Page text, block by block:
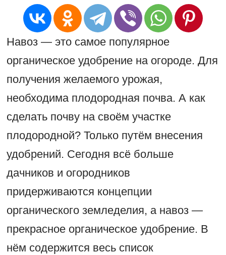
Навоз — это самое популярное
органическое удобрение на огороде. Для
получения желаемого урожая,
необходима плодородная почва. А как
сделать почву на своём участке
плодородной? Только путём внесения
удобрений. Сегодня всё больше
дачников и огородников
придерживаются концепции
органического земледелия, а навоз —
прекрасное органическое удобрение. В
нём содержится весь список